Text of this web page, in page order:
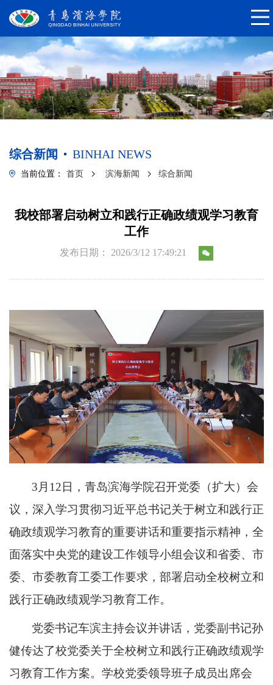
综合新闻 BINHAI NEWS
当前位置： 首页 滨海新闻 综合新闻
我校部署启动树立和践行正确政绩观学习教育
工作
发布日期： 2026/3/12 17:49:21
3月12日，青岛滨海学院召开党委 （扩大）会
议，深入学习贯彻习近平总书记关于树立和践行正
确政绩观学习教育的重要讲话和重要指示精神， 全
面落实中央党的建设工作领导小组会议和省委、市
委、市委教育工委工作要求， 部署启动全校树立和
践行正确政绩观学习教育工作。
党委书记车滨主持会议并讲话， 党委副书记孙
健传达了校党委关于全校树立和践行正确政绩观学
习教育工作方案。学校党委领导班子成员出席会